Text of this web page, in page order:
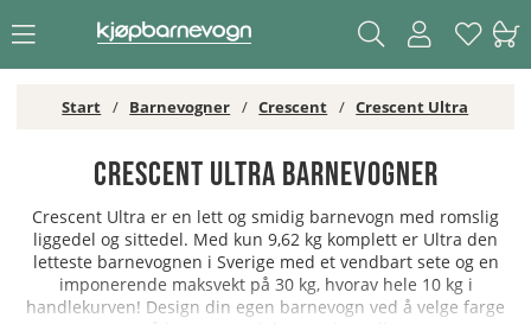
Start Barnevogner Crescent Crescent Ultra
Crescent Ultra Barnevogner
Crescent Ultra er en lett og smidig barnevogn med romslig
liggedel og sittedel. Med kun 9,62 kg komplett er Ultra den
letteste barnevognen i Sverige med et vendbart sete og en
imponerende maksvekt på 30 kg, hvorav hele 10 kg i
handlekurven! Design din egen barnevogn ved å velge farge